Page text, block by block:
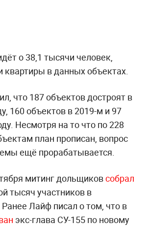
о 38,1 тысячи человек,
квартиры в данных объектах.
что 187 объектов достроят в
160 объектов в 2019-м и 97
Несмотря на то что по 228
план прописан, вопрос
ещё прорабатывается.
митинг дольщиковсобрал
тысяч участников в
Ранее Лайф писал о том, что в
экс-глава СУ-155 по новому